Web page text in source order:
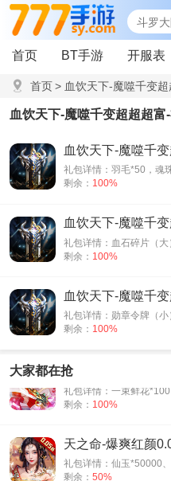
首页 BT手游 开服表
首页> 血饮天下-魔噬千变
血饮天下-魔噬千变超超超富
血饮天下-魔噬千
剩余： 100%
血饮天下-魔噬千
剩余： 100%
血饮天下-魔噬千
剩余： 100%
大家都在抢联盟崛起-0.1折扣
剩余： 100%
天之命-爆爽红颜
剩余： 50%